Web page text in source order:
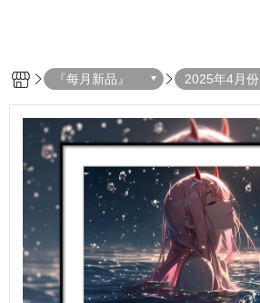
『每月新品』 2025年4月份